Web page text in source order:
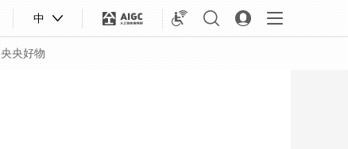
中
央央好物